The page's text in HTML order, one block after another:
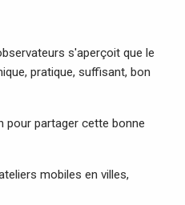
s'aperçoit que le
pratique, suffisant, bon
pour partager cette bonne
mobiles en villes,